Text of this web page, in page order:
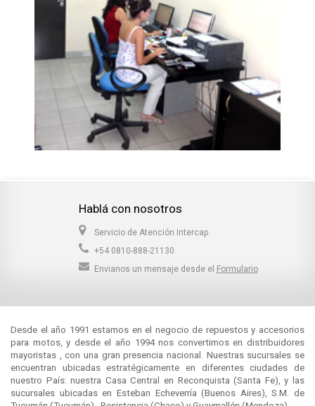
Hablá con nosotros
Servicio de Atención Intercap
+54 0810-888-21130
Envianos un mensaje desde el Formulario
Desde el año 1991 estamos en el negocio de repuestos y accesorios
para motos, y desde el año 1994 nos convertimos en distribuidores
mayoristas , con una gran presencia nacional. Nuestras sucursales se
encuentran ubicadas estratégicamente en diferentes ciudades de
nuestro País: nuestra Casa Central en Reconquista (Santa Fe), y las
sucursales ubicadas en Esteban Echeverría (Buenos Aires), S.M. de